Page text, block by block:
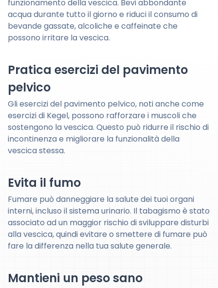
funzionamento della vescica. Bevi abbondante
acqua durante tutto il giorno e riduci il consumo di
bevande gassate, alcoliche e caffeinate che
possono irritare la vescica.
Pratica esercizi del pavimento
pelvico
Gli esercizi del pavimento pelvico, noti anche come
esercizi di Kegel, possono rafforzare i muscoli che
sostengono la vescica. Questo può ridurre il rischio di
incontinenza e migliorare la funzionalità della
vescica stessa.
Evita il fumo
Fumare può danneggiare la salute dei tuoi organi
interni, incluso il sistema urinario. Il tabagismo è stato
associato ad un maggior rischio di sviluppare disturbi
alla vescica, quindi evitare o smettere di fumare può
fare la differenza nella tua salute generale.
Mantieni un peso sano